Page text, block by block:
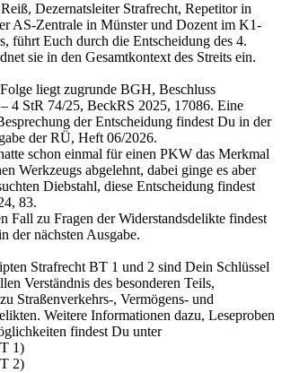
Dezernatsleiter Strafrecht, Repetitor in
AS-Zentrale in Münster und Dozent im K1-
führt Euch durch die Entscheidung des 4.
sie in den Gesamtkontext des Streits ein.
liegt zugrunde BGH, Beschluss
4 StR 74/25, BeckRS 2025, 17086. Eine
der Entscheidung findest Du in der
der RÜ, Heft 06/2026.
schon einmal für einen PKW das Merkmal
Werkzeugs abgelehnt, dabei ginge es aber
Diebstahl, diese Entscheidung findest
83.
Fall zu Fragen der Widerstandsdelikte findest
der nächsten Ausgabe.
Strafrecht BT 1 und 2 sind Dein Schlüssel
Verständnis des besonderen Teils,
Straßenverkehrs-, Vermögens- und
Weitere Informationen dazu, Leseproben
findest Du unter
1)
2)